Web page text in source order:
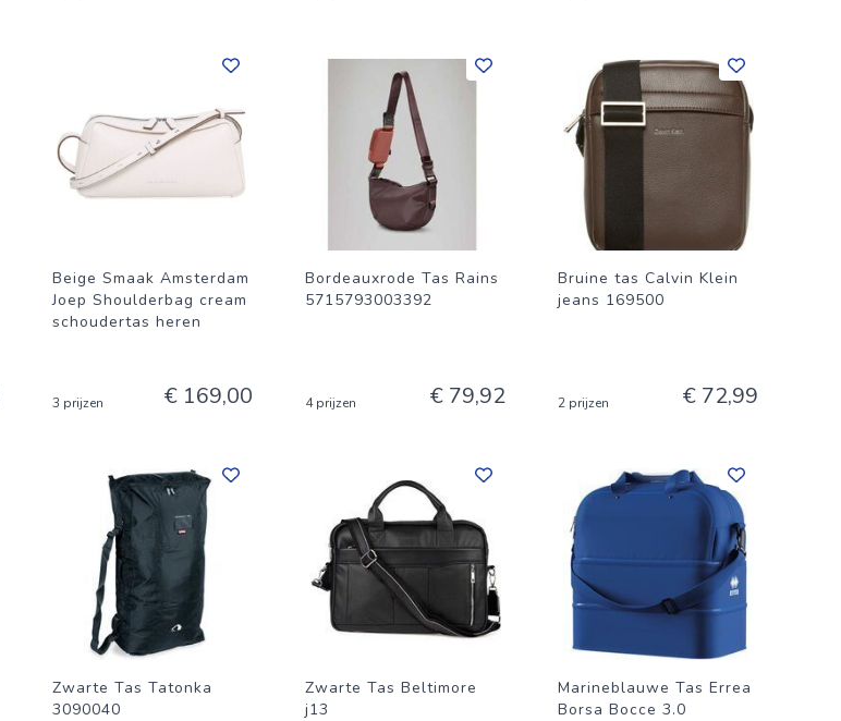
Beige Smaak Amsterdam
Joep Shoulderbag cream
schoudertas heren
3 prijzen € 169,00
Bordeauxrode Tas Rains
5715793003392
4 prijzen € 79,92
Bruine tas Calvin Klein
jeans 169500
2 prijzen € 72,99
Zwarte Tas Tatonka
3090040
Zwarte Tas Beltimore
j13
Marineblauwe Tas Errea
Borsa Bocce 3.0